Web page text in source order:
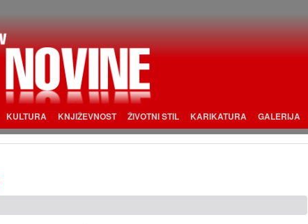
KULTURA KNJIŽEVNOST ŽIVOTNI STIL KARIKATURA GALERIJA